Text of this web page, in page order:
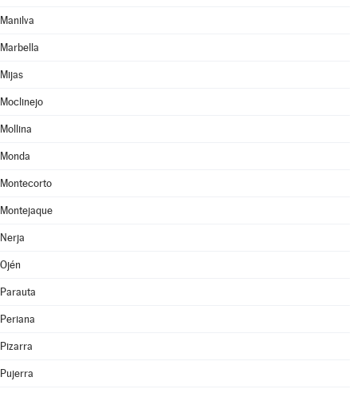
Manilva
Marbella
Mijas
Moclinejo
Mollina
Monda
Montecorto
Montejaque
Nerja
Ojén
Parauta
Periana
Pizarra
Pujerra